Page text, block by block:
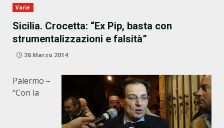
Varie
Sicilia. Crocetta: “Ex Pip, basta con
strumentalizzazioni e falsità”
26 Marzo 2014
Palermo –
“Con la